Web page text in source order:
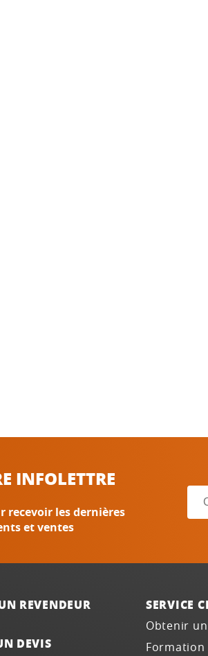
INFOLETTRE
recevoir les dernières
et ventes
REVENDEUR
DEVIS
SERVICE
Obtenir
Formation